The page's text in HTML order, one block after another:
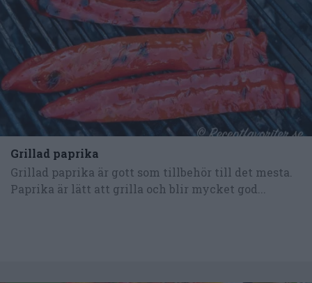
Grillad paprika
Grillad paprika är gott som tillbehör till det mesta.
Paprika är lätt att grilla och blir mycket god...